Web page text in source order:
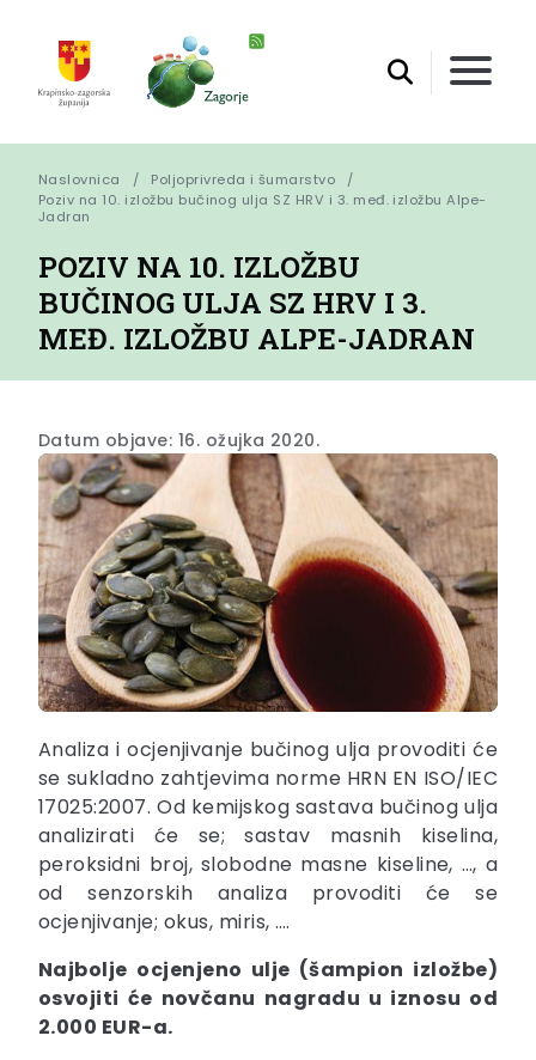
Naslovnica
Poljoprivreda i šumarstvo
Poziv na 10. izložbu bučinog ulja SZ HRV i 3. međ. izložbu Alpe-
Jadran
POZIV NA 10. IZLOŽBU
BUČINOG ULJA SZ HRV I 3.
MEĐ. IZLOŽBU ALPE-JADRAN
Datum objave: 16. ožujka 2020.
Analiza i ocjenjivanje bučinog ulja provoditi će
se sukladno zahtjevima norme HRN EN ISO/IEC
17025:2007. Od kemijskog sastava bučinog ulja
analizirati će se; sastav masnih kiselina,
peroksidni broj, slobodne masne kiseline, …, a
od senzorskih analiza provoditi će se
ocjenjivanje; okus, miris, ….
Najbolje ocjenjeno ulje (šampion izložbe)
osvojiti će novčanu nagradu u iznosu od
2.000 EUR-a.